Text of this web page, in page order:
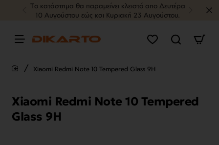
Tο κατάστημα θα παραμείνει κλειστό απο Δευτέρα
10 Αυγούστου εώς και Κυριακή 23 Αυγούστου.
Xiaomi Redmi Note 10 Tempered
Glass 9H
Xiaomi Redmi Note 10 Tempered Glass 9H